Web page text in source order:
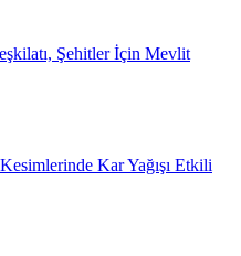
Şehitler İçin Mevlit
Kar Yağışı Etkili